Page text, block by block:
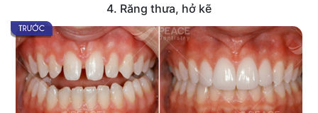
4. Răng thưa, hở kẽ